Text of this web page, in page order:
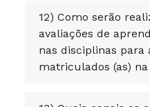
12) Como serão
avaliações de
nas disciplinas para
matriculados (as) na